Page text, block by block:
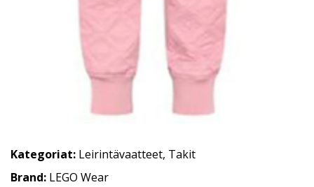
Kategoriat: Leirintävaatteet, Takit
Brand: LEGO Wear